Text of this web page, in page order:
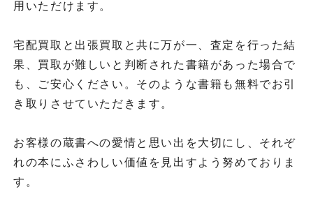
用いただけます。
宅配買取と出張買取と共に万が一、査定を行った結
果、買取が難しいと判断された書籍があった場合で
も、ご安心ください。そのような書籍も無料でお引
き取りさせていただきます。
お客様の蔵書への愛情と思い出を大切にし、それぞ
れの本にふさわしい価値を見出すよう努めておりま
す。